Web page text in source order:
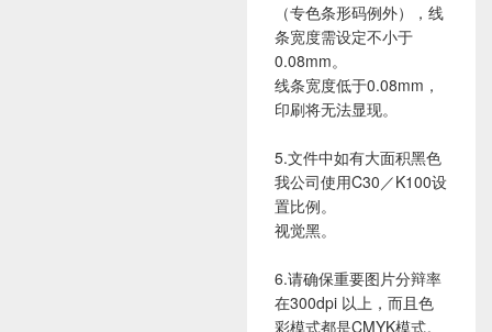
（专色条形码例外），线
条宽度需设定不小于
0.08mm。
线条宽度低于0.08mm，
印刷将无法显现。
5.文件中如有大面积黑色
我公司使用C30／K100设
置比例。
视觉黑。
6.请确保重要图片分辩率
在300dpi 以上，而且色
彩模式都是CMYK模式。